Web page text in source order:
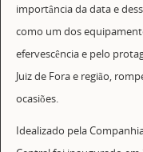
importância da data e
como um dos
efervescência e pelo
Juiz de Fora e região,
ocasiões.
Idealizado pela